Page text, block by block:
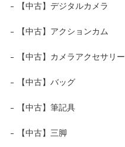
【中古】デジタルカメラ
【中古】アクションカム
【中古】カメラアクセサリー
【中古】バッグ
【中古】筆記具
【中古】三脚